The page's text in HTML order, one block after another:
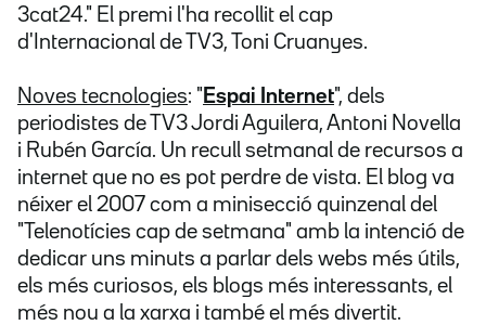
3cat24." El premi l'ha recollit el cap
d'Internacional de TV3, Toni Cruanyes.
Noves tecnologies: " Espai Internet", dels
periodistes de TV3 Jordi Aguilera, Antoni Novella
i Rubén García. Un recull setmanal de recursos a
internet que no es pot perdre de vista. El blog va
néixer el 2007 com a minisecció quinzenal del
"Telenotícies cap de setmana" amb la intenció de
dedicar uns minuts a parlar dels webs més útils,
els més curiosos, els blogs més interessants, el
més nou a la xarxa i també el més divertit.